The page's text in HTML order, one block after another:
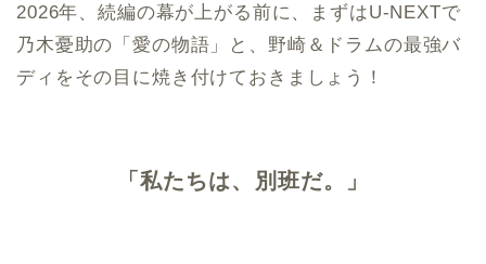
2026年、続編の幕が上がる前に、まずはU-NEXTで
乃木憂助の「愛の物語」と、野崎＆ドラムの最強バ
ディをその目に焼き付けておきましょう！
「私たちは、別班だ。」